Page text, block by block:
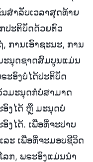
ສຳລັບເວລາສຸດທ້າຍ
ປະຕິບັດດ້ວຍຕົວ
ການເອົາຊະນະ, ການ
ະນຸດຊາດສົມບູນແມ່ນ
ະອົງບໍ່ໄດ້ປະຕິບັດ
ວມະນຸດກໍບໍ່ສາມາດ
ງໄດ້ ຫຼື ມະນຸດບໍ່
ງໄດ້. ເພື່ອທີ່ຈະປາບ
ະ ເພື່ອທີ່ຈະມອບຊີວິດ
ກ, ພຣະອົງແມ່ນນໍາ